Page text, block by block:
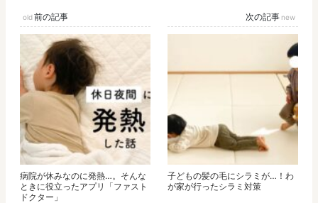
前の記事
病院が休みなのに発熱…。そんな
ときに役立ったアプリ「ファスト
ドクター」
次の記事
子どもの髪の毛にシラミが…！わ
が家が行ったシラミ対策